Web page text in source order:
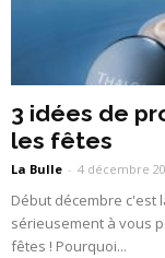
3 idées de
les fêtes
La Bulle - 4 décembre
Début décembre c'est
sérieusement à vous
fêtes ! Pourquoi...